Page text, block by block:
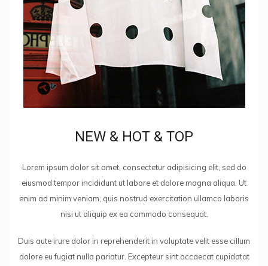
NEW & HOT & TOP
Lorem ipsum dolor sit amet, consectetur adipisicing elit, sed do
eiusmod tempor incididunt ut labore et dolore magna aliqua. Ut
enim ad minim veniam, quis nostrud exercitation ullamco laboris
nisi ut aliquip ex ea commodo consequat.
Duis aute irure dolor in reprehenderit in voluptate velit esse cillum
dolore eu fugiat nulla pariatur. Excepteur sint occaecat cupidatat